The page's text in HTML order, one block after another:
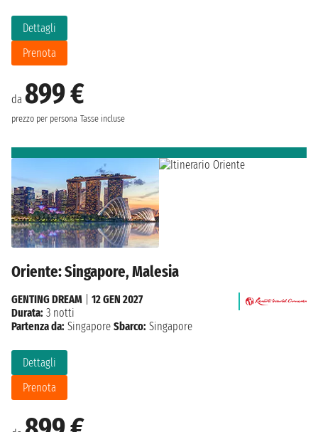
da 899 €
prezzo per persona Tasse incluse
Dettagli
Prenota
Oriente: Singapore, Malesia
Dettagli
Prenota
GENTING DREAM
12 GEN 2027
Durata: 3 notti
Partenza da: Singapore Sbarco: Singapore